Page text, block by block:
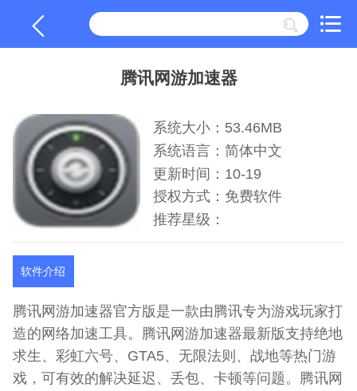
腾讯网游加速器
系统大小：53.46MB
系统语言：简体中文
更新时间：10-19
授权方式：免费软件
推荐星级：
软件介绍
腾讯网游加速器官方版是一款由腾讯专为游戏玩家打
造的网络加速工具。腾讯网游加速器最新版支持绝地
求生、彩虹六号、GTA5、无限法则、战地等热门游
戏，可有效的解决延迟、丢包、卡顿等问题。腾讯网